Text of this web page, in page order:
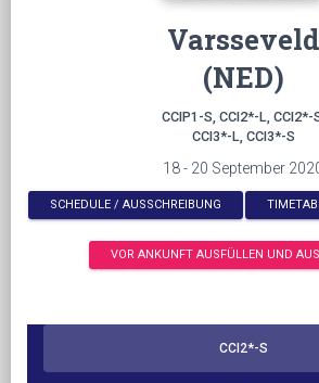
Varsseveld
(NED)
CCIP1-S, CCI2*-L, CCI2*-
CCI3*-L, CCI3*-S
18 - 20 September
SCHEDULE / AUSSCHREIBUNG
VOR ANKUNFT AUSFÜLLEN UND
CCI2*-S